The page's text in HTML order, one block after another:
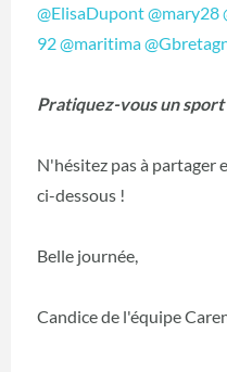
@ElisaDupont@mary28
92@maritima
Pratiquez-vous un sport
N'hésitez pas à partager
ci-dessous !
Belle journée,
Candice de l'équipe